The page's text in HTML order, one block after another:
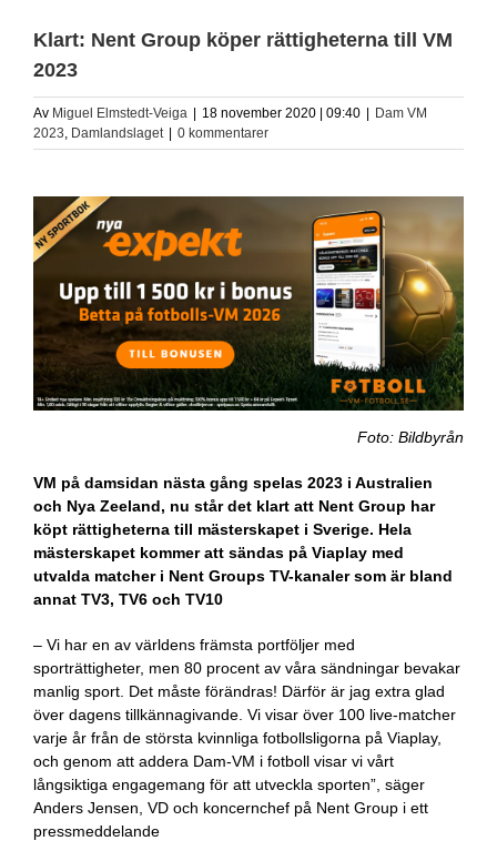
Klart: Nent Group köper rättigheterna till VM
2023
Av Miguel Elmstedt-Veiga | 18 november 2020 | 09:40 | Dam VM
2023, Damlandslaget | 0 kommentarer
Foto: Bildbyrån
VM på damsidan nästa gång spelas 2023 i Australien
och Nya Zeeland, nu står det klart att Nent Group har
köpt rättigheterna till mästerskapet i Sverige. Hela
mästerskapet kommer att sändas på Viaplay med
utvalda matcher i Nent Groups TV-kanaler som är bland
annat TV3, TV6 och TV10
– Vi har en av världens främsta portföljer med
sporträttigheter, men 80 procent av våra sändningar bevakar
manlig sport. Det måste förändras! Därför är jag extra glad
över dagens tillkännagivande. Vi visar över 100 live-matcher
varje år från de största kvinnliga fotbollsligorna på Viaplay,
och genom att addera Dam-VM i fotboll visar vi vårt
långsiktiga engagemang för att utveckla sporten”, säger
Anders Jensen, VD och koncernchef på Nent Group i ett
pressmeddelande